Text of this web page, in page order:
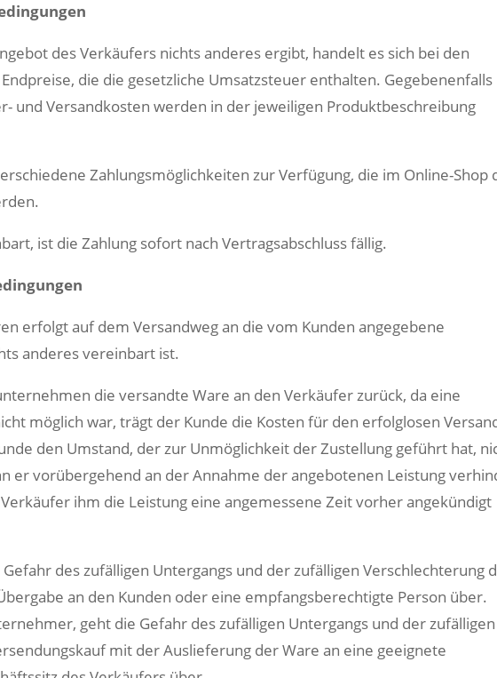
des Verkäufers nichts anderes ergibt, handelt es sich bei den
die die gesetzliche Umsatzsteuer enthalten. Gegebenenfalls
und Versandkosten werden in der jeweiligen Produktbeschreibung
Zahlungsmöglichkeiten zur Verfügung, die im Online-Shop
ist die Zahlung sofort nach Vertragsabschluss fällig.
erfolgt auf dem Versandweg an die vom Kunden angegebene
anderes vereinbart ist.
die versandte Ware an den Verkäufer zurück, da eine
möglich war, trägt der Kunde die Kosten für den erfolglosen
den Umstand, der zur Unmöglichkeit der Zustellung geführt hat,
er vorübergehend an der Annahme der angebotenen Leistung
ihm die Leistung eine angemessene Zeit vorher angekündigt
des zufälligen Untergangs und der zufälligen Verschlechterung
an den Kunden oder eine empfangsberechtigte Person über.
geht die Gefahr des zufälligen Untergangs und der zufälligen
mit der Auslieferung der Ware an eine geeignete